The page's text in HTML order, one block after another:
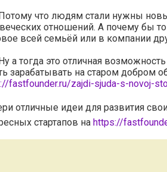
что людям стали нужны
отношений. А почему бы
всей семьёй или в компании
а тогда это отличная
зарабатывать на старом добром
fastfounder.ru/zajdi-sjuda-s-novoj-
отличные идеи для развития
стартапов на https://